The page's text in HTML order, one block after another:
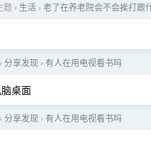
题 › 生活 › 老了在养老院会不会挨打跟
› 分享发现 › 有人在用电视看书吗
桌面
› 分享发现 › 有人在用电视看书吗